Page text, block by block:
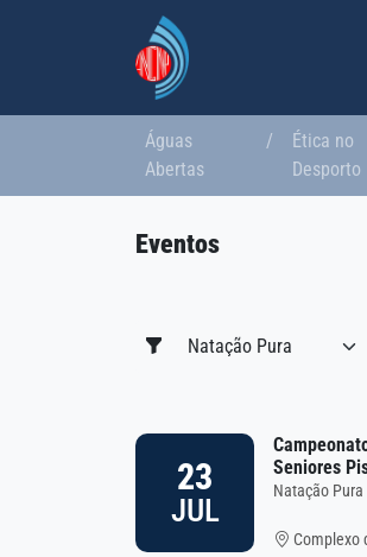
Águas
Abertas
/
Ética no
Desporto
Eventos
23
JUL
Seniores
Natação Pura
Complexo